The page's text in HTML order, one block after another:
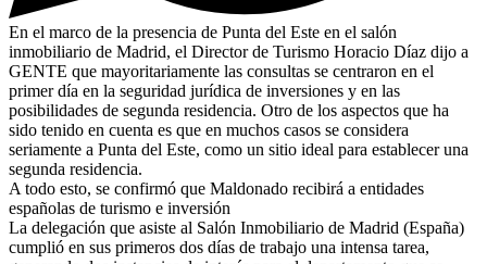
En el marco de la presencia de Punta del Este en el salón
inmobiliario de Madrid, el Director de Turismo Horacio Díaz dijo a
GENTE que mayoritariamente las consultas se centraron en el
primer día en la seguridad jurídica de inversiones y en las
posibilidades de segunda residencia. Otro de los aspectos que ha
sido tenido en cuenta es que en muchos casos se considera
seriamente a Punta del Este, como un sitio ideal para establecer una
segunda residencia.
A todo esto, se confirmó que Maldonado recibirá a entidades
españolas de turismo e inversión
La delegación que asiste al Salón Inmobiliario de Madrid (España)
cumplió en sus primeros dos días de trabajo una intensa tarea,